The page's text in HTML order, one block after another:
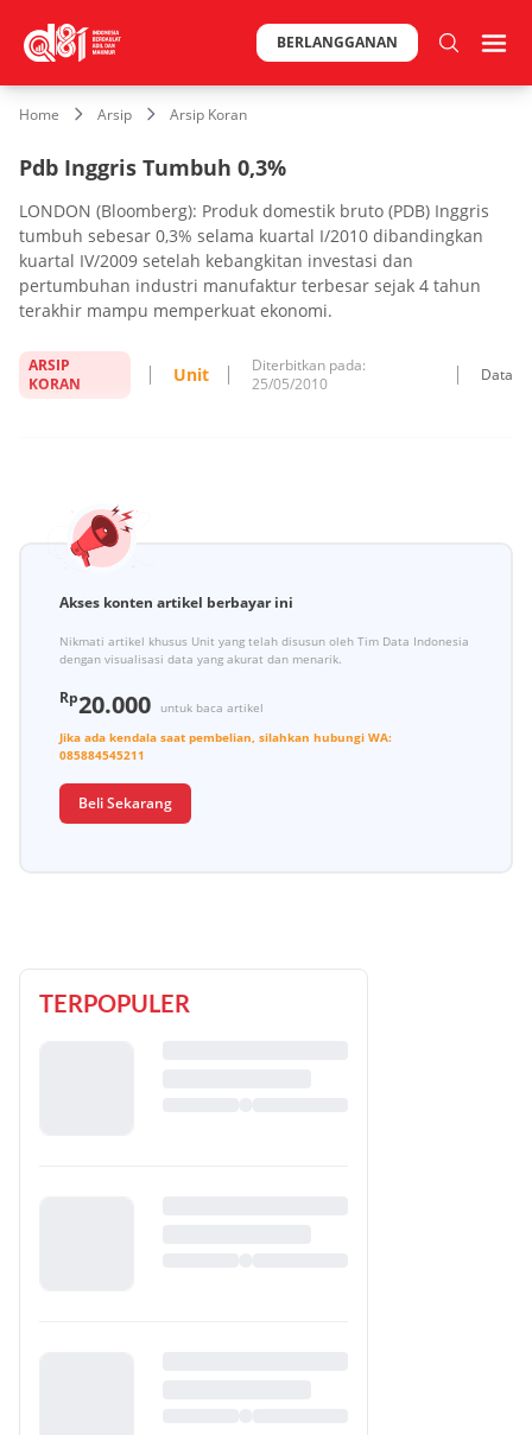
BERLANGGANAN
Home Arsip Arsip Koran
Pdb Inggris Tumbuh 0,3%
LONDON (Bloomberg): Produk domestik bruto (PDB) Inggris
tumbuh sebesar 0,3% selama kuartal I/2010 dibandingkan
kuartal IV/2009 setelah kebangkitan investasi dan
pertumbuhan industri manufaktur terbesar sejak 4 tahun
terakhir mampu memperkuat ekonomi.
ARSIP
KORAN
Unit
Diterbitkan pada:
25/05/2010
Data
Akses konten artikel berbayar ini
Nikmati artikel khusus Unit yang telah disusun oleh Tim Data Indonesia
dengan visualisasi data yang akurat dan menarik.
Rp20.000
untuk baca artikel
Jika ada kendala saat pembelian, silahkan hubungi WA:
085884545211
Beli Sekarang
TERPOPULER